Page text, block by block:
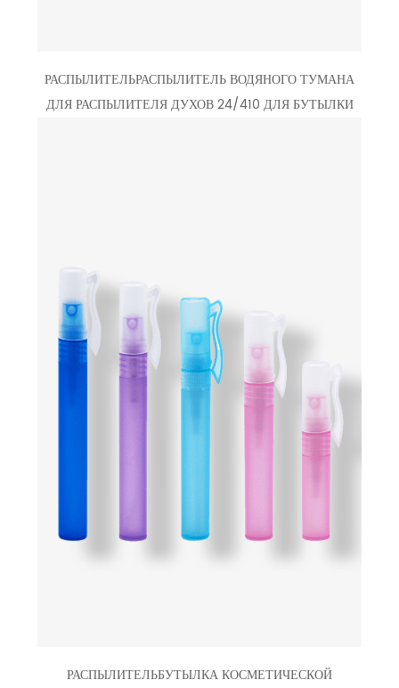
РАСПЫЛИТЕЛЬРАСПЫЛИТЕЛЬ ВОДЯНОГО ТУМАНА
ДЛЯ РАСПЫЛИТЕЛЯ ДУХОВ 24/410 ДЛЯ БУТЫЛКИ
РАСПЫЛИТЕЛЬБУТЫЛКА КОСМЕТИЧЕСКОЙ